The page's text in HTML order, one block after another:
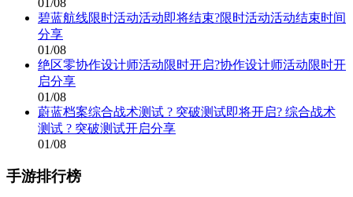
01/08
碧蓝航线限时活动活动即将结束?限时活动活动结束时间
分享
01/08
绝区零协作设计师活动限时开启?协作设计师活动限时开
启分享
01/08
蔚蓝档案综合战术测试 ? 突破测试即将开启? 综合战术
测试 ? 突破测试开启分享
01/08
手游排行榜